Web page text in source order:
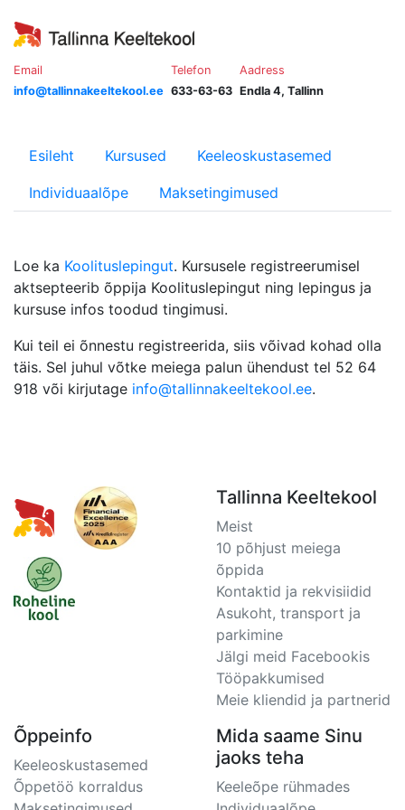
Email
info@tallinnakeeltekool.ee
Telefon
633-63-63
Aadress
Endla 4, Tallinn
Esileht Kursused Keeleoskustasemed
Individuaalõpe Maksetingimused
Loe ka Koolituslepingut. Kursusele registreerumisel
aktsepteerib õppija Koolituslepingut ning lepingus ja
kursuse infos toodud tingimusi.
Kui teil ei õnnestu registreerida, siis võivad kohad olla
täis. Sel juhul võtke meiega palun ühendust tel 52 64
918 või kirjutage info@tallinnakeeltekool.ee.
Tallinna Keeltekool
Meist
10 põhjust meiega
õppida
Kontaktid ja rekvisiidid
Asukoht, transport ja
parkimine
Jälgi meid Facebookis
Tööpakkumised
Meie kliendid ja partnerid
Õppeinfo
Keeleoskustasemed
Õppetöö korraldus
Mida saame Sinu
jaoks teha
Keeleõpe rühmades